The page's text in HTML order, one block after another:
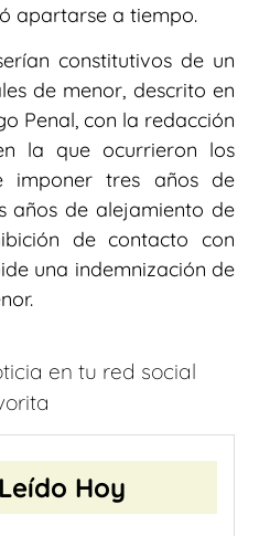
apartarse a tiempo.
constitutivos de un
de menor, descrito en
Penal, con la redacción
la que ocurrieron los
imponer tres años de
años de alejamiento de
de contacto con
una indemnización de
en tu red social
Hoy